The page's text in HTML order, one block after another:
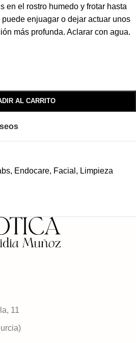
en el rostro humedo y frotar hasta
enjuagar o dejar actuar unos
más profunda. Aclarar con agua.
AL CARRITO
, Endocare, Facial , Limpieza
11